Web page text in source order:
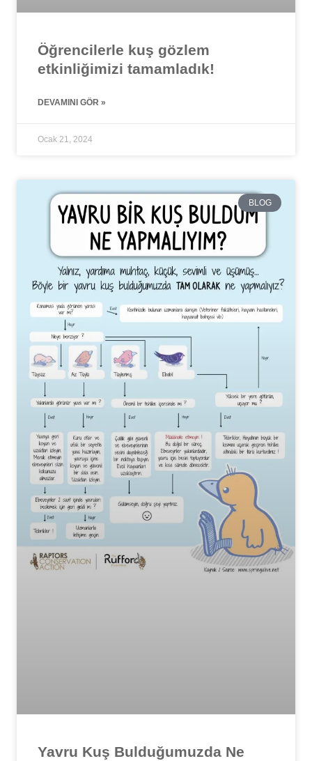
Öğrencilerle kuş gözlem
etkinliğimizi tamamladık!
DEVAMINI GÖR »
Ocak 21, 2024
BLOG
Yavru Kuş Bulduğumuzda Ne